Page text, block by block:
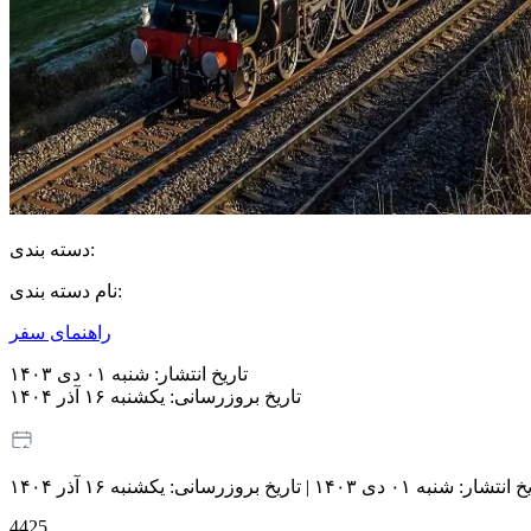
دسته بندی:
نام دسته بندی:
راهنمای سفر
تاریخ انتشار: شنبه ۰۱ دی ۱۴۰۳
تاریخ بروزرسانی: یکشنبه ۱۶ آذر ۱۴۰۴
انتشار: شنبه ۰۱ دی ۱۴۰۳ | تاریخ بروزرسانی: یکشنبه ۱۶ آذر ۱۴۰۴
4425